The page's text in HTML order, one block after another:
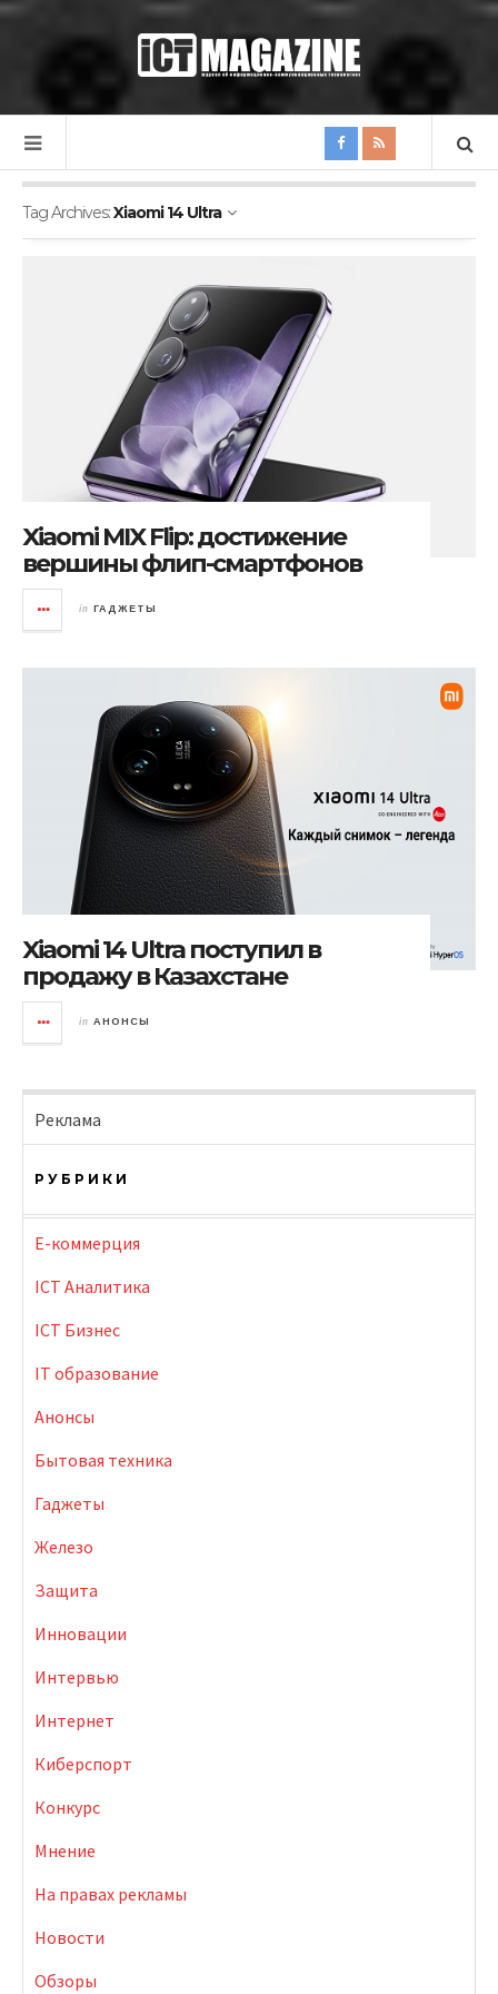
Tag Archives:Xiaomi 14 Ultra
Xiaomi MIX Flip: достижение
вершины флип-смартфонов
in ГАДЖЕТЫ
Xiaomi 14 Ultra поступил в
продажу в Казахстане
in АНОНСЫ
Реклама
РУБРИКИ
E-коммерция
ICT Аналитика
ICT Бизнес
IT образование
Анонсы
Бытовая техника
Гаджеты
Железо
Защита
Инновации
Интервью
Интернет
Киберспорт
Конкурс
Мнение
На правах рекламы
Новости
Обзоры